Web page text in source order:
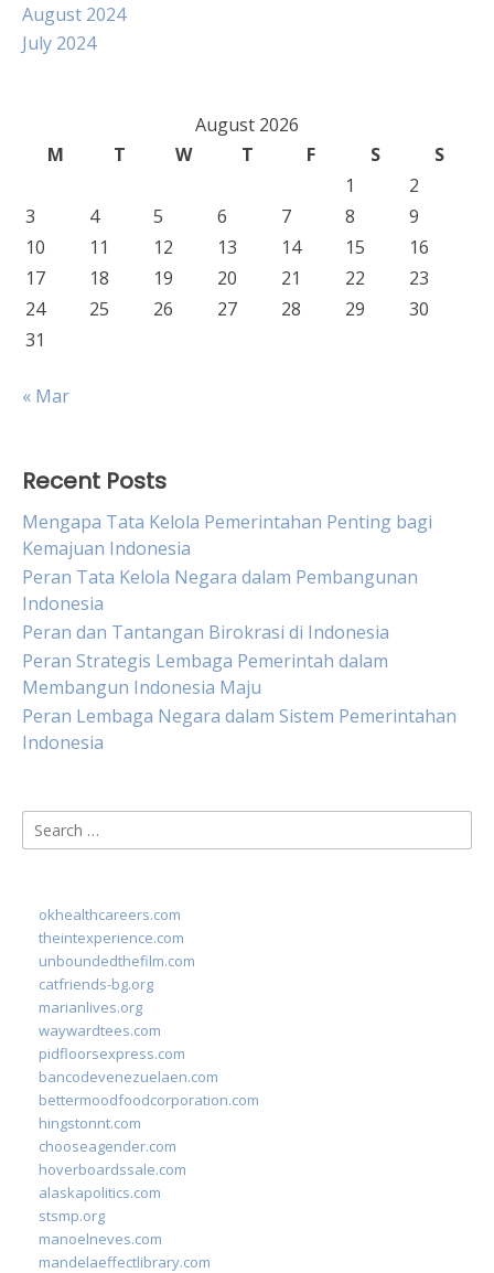
August 2024
July 2024
August 2026
M
T W T F S
S
1
2
3
4 5 6 7 8
9
10
11 12 13 14 15
16
17
18 19 20 21 22
23
24
25 26 27 28 29
30
31
« Mar
Recent Posts
Mengapa Tata Kelola Pemerintahan Penting bagi
Kemajuan Indonesia
Peran Tata Kelola Negara dalam Pembangunan
Indonesia
Peran dan Tantangan Birokrasi di Indonesia
Peran Strategis Lembaga Pemerintah dalam
Membangun Indonesia Maju
Peran Lembaga Negara dalam Sistem Pemerintahan
Indonesia
Search
for:
okhealthcareers.com
theintexperience.com
unboundedthefilm.com
catfriends-bg.org
marianlives.org
waywardtees.com
pidfloorsexpress.com
bancodevenezuelaen.com
bettermoodfoodcorporation.com
hingstonnt.com
chooseagender.com
hoverboardssale.com
alaskapolitics.com
stsmp.org
manoelneves.com
mandelaeffectlibrary.com